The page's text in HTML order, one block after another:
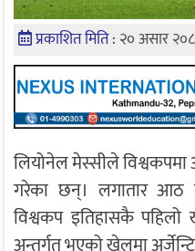
प्रकाशित मिति : २० असार
लियोनेल मेस्सीले विश्वकपमा
गरेका छन्। लगातार आठ
विश्वकप इतिहासकै